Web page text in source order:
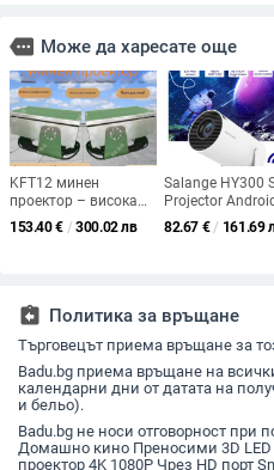
more Може да харесате още
KFT12 минен
проектор – висока
универсалност, ясно
изображение
153.40€ / 300.02 лв
Salange HY300
Projector
MINI Portable 5G
Home Cinema
82.67 € / 161.69
assignment_return Политика за връщане
Търговецът приема връщане за
Badu.bg приема връщане на
календарни дни от датата на
и бельо).
Badu.bg не носи отговорност при
Домашно кино Преносими 3D LED
проектор 4K 1080P Чрез HD порт